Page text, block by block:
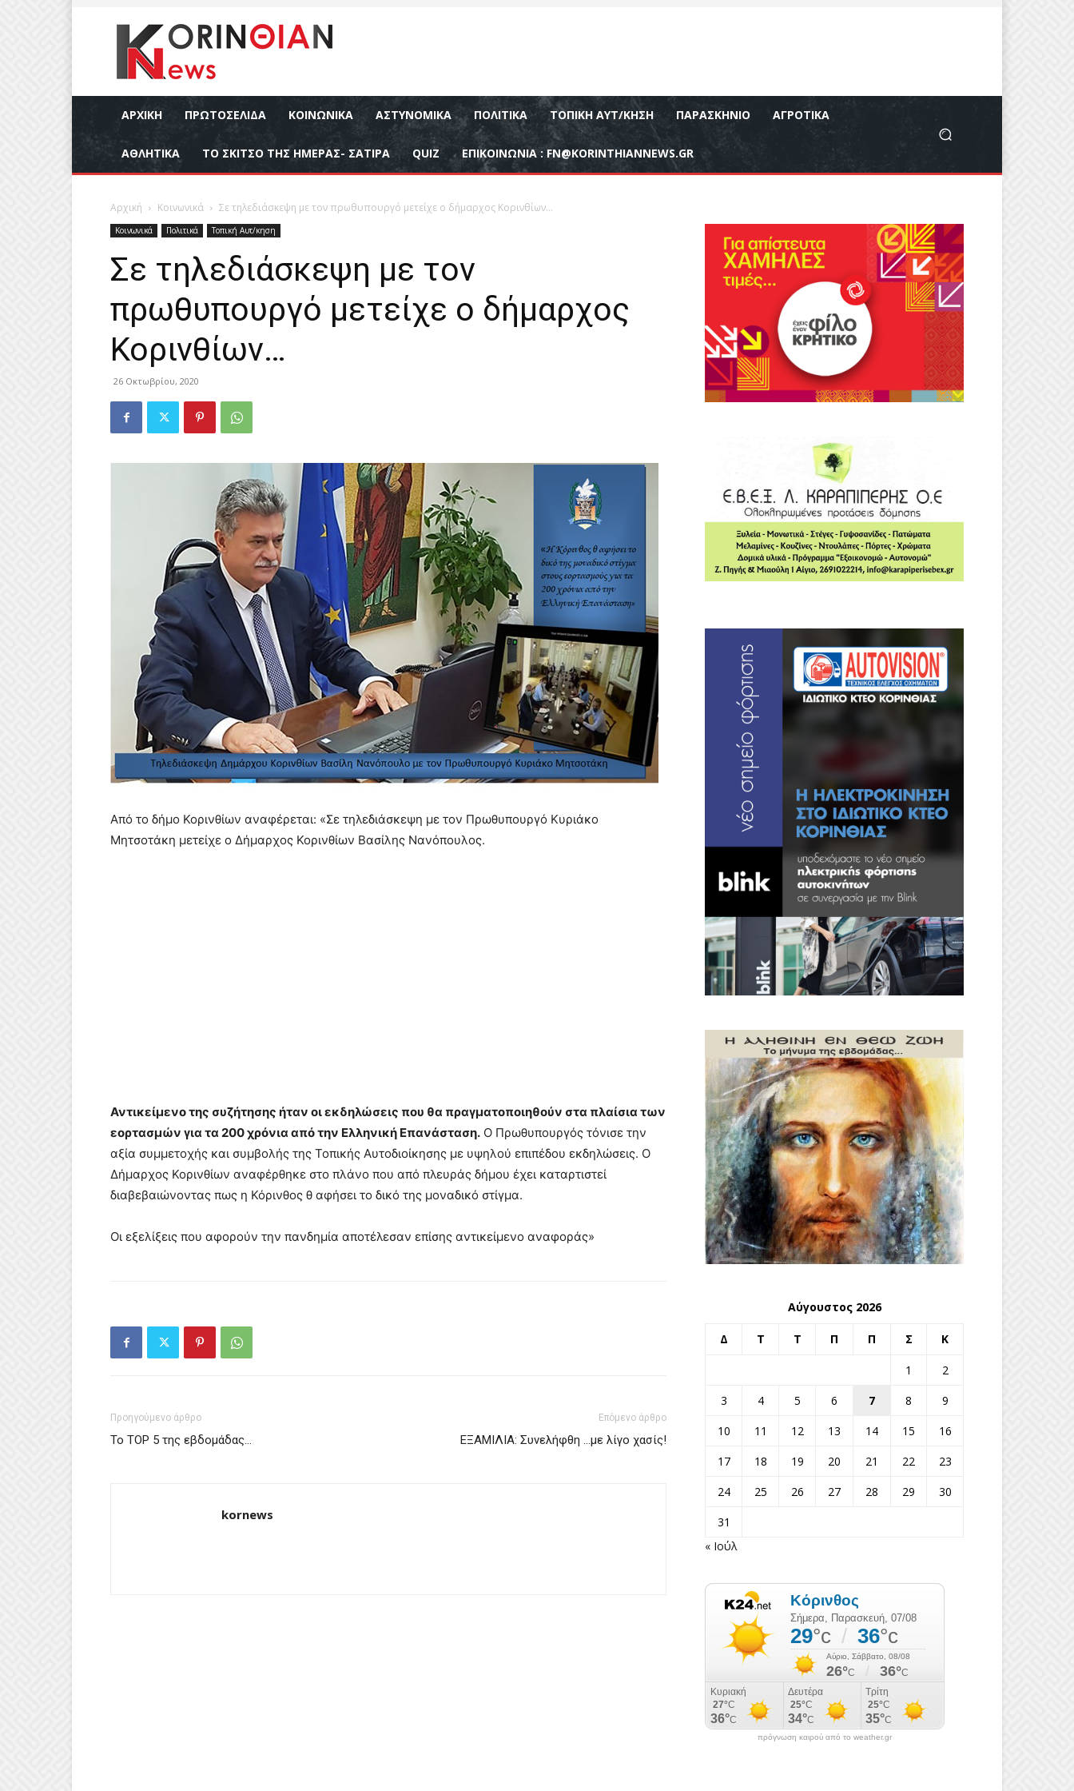
ΑΡΧΙΚΉ ΠΡΩΤΟΣΕΛΙΔΑ ΚΟΙΝΩΝΙΚΆ ΑΣΤΥΝΟΜΙΚΆ ΠΟΛΙΤΙΚΆ ΤΟΠΙΚΉ ΑΥΤ/ΚΗΣΗ ΠΑΡΑΣΚΉΝΙΟ ΑΓΡΟΤΙΚΆ
ΑΘΛΗΤΙΚΆ ΤΟ ΣΚΙΤΣΟ ΤΗΣ ΗΜΕΡΑΣ- ΣΑΤΙΡΑ QUIZ ΕΠΙΚΟΙΝΩΝΊΑ : FN@KORINTHIANNEWS.GR
Αρχική Κοινωνικά Σε τηλεδιάσκεψη με τον πρωθυπουργό μετείχε ο δήμαρχος Κορινθίων…
Κοινωνικά Πολιτικά Τοπική Αυτ/κηση
Σε τηλεδιάσκεψη με τον
πρωθυπουργό μετείχε ο δήμαρχος
Κορινθίων…
26 Οκτωβρίου, 2020
Από το δήμο Κορινθίων αναφέρεται: «Σε τηλεδιάσκεψη με τον Πρωθυπουργό Κυριάκο
Μητσοτάκη μετείχε ο Δήμαρχος Κορινθίων Βασίλης Νανόπουλος.
Αντικείμενο της συζήτησης ήταν οι εκδηλώσεις που θα πραγματοποιηθούν στα πλαίσια των
εορτασμών για τα 200 χρόνια από την Ελληνική Επανάσταση. Ο Πρωθυπουργός τόνισε την
αξία συμμετοχής και συμβολής της Τοπικής Αυτοδιοίκησης με υψηλού επιπέδου εκδηλώσεις. Ο
Δήμαρχος Κορινθίων αναφέρθηκε στο πλάνο που από πλευράς δήμου έχει καταρτιστεί
διαβεβαιώνοντας πως η Κόρινθος θ αφήσει το δικό της μοναδικό στίγμα.
Οι εξελίξεις που αφορούν την πανδημία αποτέλεσαν επίσης αντικείμενο αναφοράς»
Προηγούμενο άρθρο
Το ΤΟP 5 της εβδομάδας…
Επόμενο άρθρο
ΕΞΑΜΙΛΙΑ: Συνελήφθη …με λίγο χασίς!
kornews
Αύγουστος 2026
Δ Τ Τ Π Π Σ Κ
1
2
3
4 5 6 7 8
9
10
11 12 13 14 15
16
17
18 19 20 21 22
23
24
25 26 27 28 29
30
31
« Ιούλ
πρόγνωση καιρού από το weather.gr